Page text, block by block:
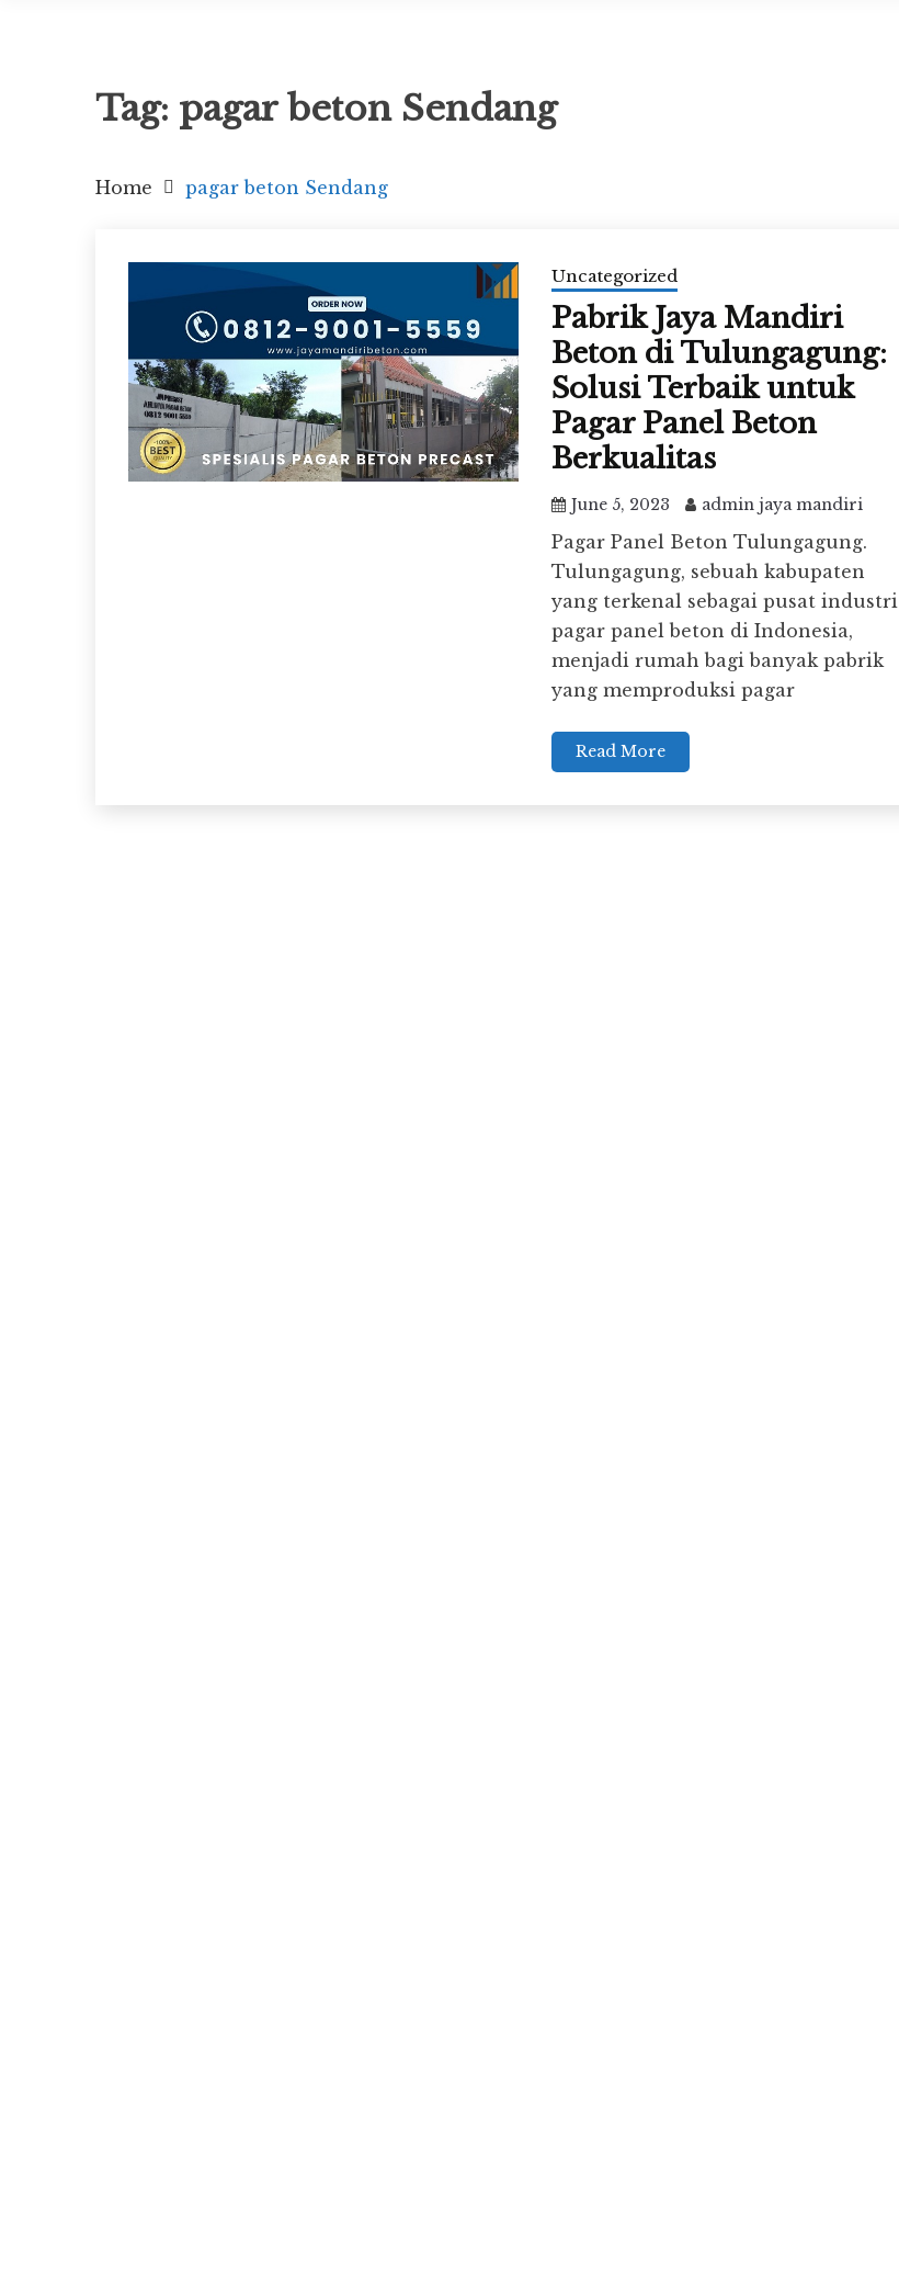
Tag: pagar beton Sendang
Home pagar beton Sendang
Uncategorized
Pabrik Jaya Mandiri
Beton di Tulungagung:
Solusi Terbaik untuk
Pagar Panel Beton
Berkualitas
June 5, 2023 admin jaya mandiri
Pagar Panel Beton Tulungagung.
Tulungagung, sebuah kabupaten
yang terkenal sebagai pusat industri
pagar panel beton di Indonesia,
menjadi rumah bagi banyak pabrik
yang memproduksi pagar
Read More